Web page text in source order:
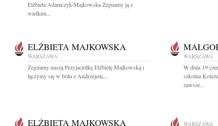
Elżbieta Adamczyk-Majkowska Żegnamy ją z
wielkim...
ELŻBIETA MAJKOWSKA
WARSZAWA
Żegnamy naszą Przyjaciółkę Elżbietę Majkowską i
łączymy się w bólu z Andrzejem,...
WARSZAWA
W dniu 19
szkolna
zawsze...
ELŻBIETA MAJKOWSKA WARSZAWA